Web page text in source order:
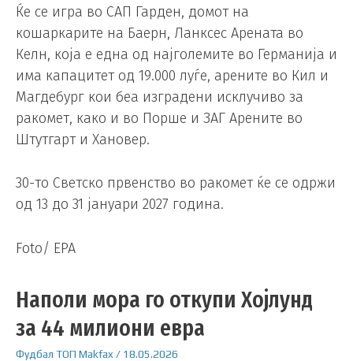
Ќе се игра во САП Гарден, домот на
кошаркарите на Баерн, Ланксес Арената во
Келн, која е една од најголемите во Германија и
има капацитет од 19.000 луѓе, арените во Кил и
Магдебург кои беа изградени исклучиво за
ракомет, како и во Порше и ЗАГ Арените во
Штутгарт и Хановер.
30-то Светско првенство во ракомет ќе се одржи
од 13 до 31 јануари 2027 година.
Foto/ EPA
Наполи мора го откупи Хојлунд
за 44 милиони евра
Фудбал ТОП Makfax / 18.05.2026